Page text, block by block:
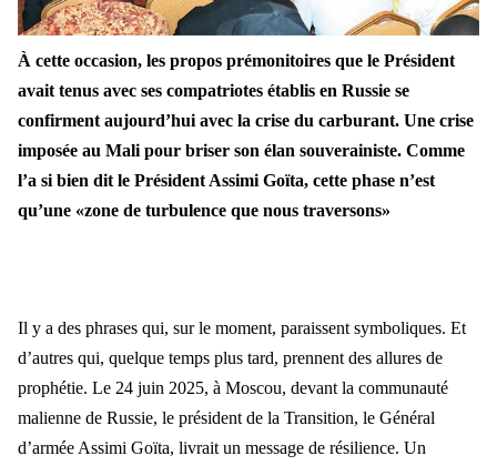
À cette occasion, les propos prémonitoires que le Président
avait tenus avec ses compatriotes établis en Russie se
confirment aujourd’hui avec la crise du carburant. Une crise
imposée au Mali pour briser son élan souverainiste. Comme
l’a si bien dit le Président Assimi Goïta, cette phase n’est
qu’une «zone de turbulence que nous traversons»
Il y a des phrases qui, sur le moment, paraissent symboliques. Et
d’autres qui, quelque temps plus tard, prennent des allures de
prophétie. Le 24 juin 2025, à Moscou, devant la communauté
malienne de Russie, le président de la Transition, le Général
d’armée Assimi Goïta, livrait un message de résilience. Un